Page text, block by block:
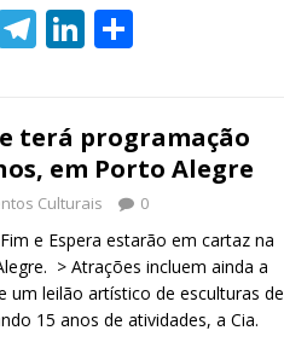
e
T
el
gr
a
m
Li
n
e
dI
n
e
terá programação
em Porto Alegre
Culturais 0
e Espera estarão em cartaz na
> Atrações incluem ainda a
um leilão artístico de esculturas de
15 anos de atividades, a Cia.